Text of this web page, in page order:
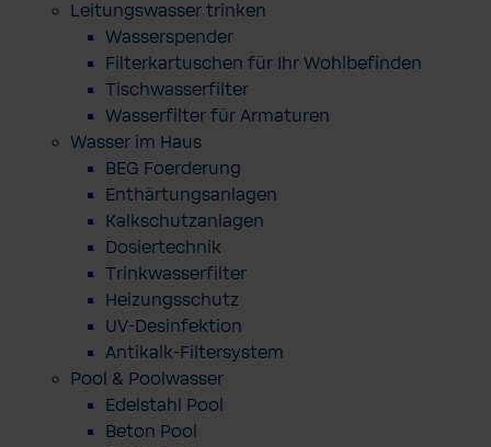
Leitungswasser trinken
Wasserspender
Filterkartuschen für Ihr Wohlbefinden
Tischwasserfilter
Wasserfilter für Armaturen
Wasser im Haus
BEG Foerderung
Enthärtungsanlagen
Kalkschutzanlagen
Dosiertechnik
Trinkwasserfilter
Heizungsschutz
UV-Desinfektion
Antikalk-Filtersystem
Pool & Poolwasser
Edelstahl Pool
Beton Pool